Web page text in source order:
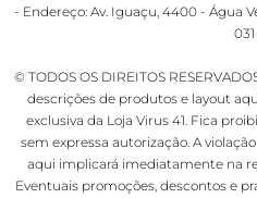
- Endereço: Av. Iguaçu, 4400 - Água
031
© TODOS OS DIREITOS
descrições de produtos e layout
exclusiva da Loja Virus 41. Fica
sem expressa autorização. A
aqui implicará imediatamente na
Eventuais promoções, descontos e